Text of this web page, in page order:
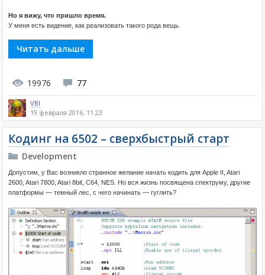
Но я вижу, что пришло время.
У меня есть видение, как реализовать такого рода вещь.
Читать дальше
19976 77
VBI
19 февраля 2016, 11:23
Кодинг на 6502 – сверхбыстрый старт
Development
Допустим, у Вас возникло странное желание начать кодить для Apple II, Atari
2600, Atari 7800, Atari 8bit, C64, NES. Но вся жизнь посвящена спектруму, другие
платформы — темный лес, с чего начинать — гуглить?